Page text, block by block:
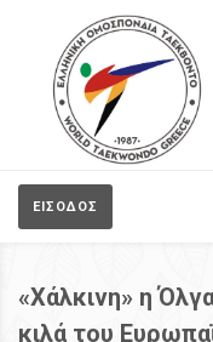
ΕΙΣΟΔΟΣ
«Χάλκινη» η
κιλά του